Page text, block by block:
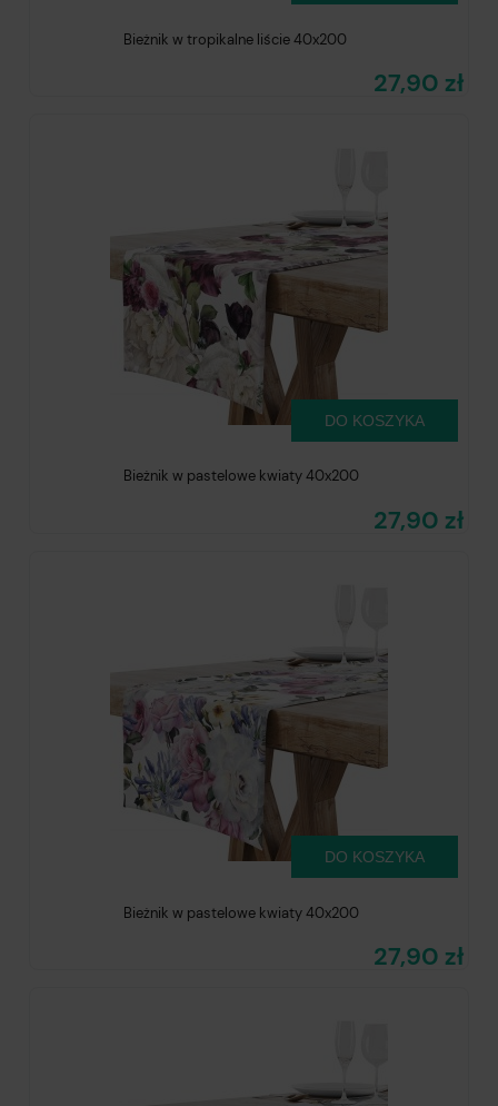
Bieżnik w tropikalne liście 40x200
27,90 zł
Bieżnik w pastelowe kwiaty 40x200
27,90 zł
DO KOSZYKA
Bieżnik w pastelowe kwiaty 40x200
27,90 zł
DO KOSZYKA